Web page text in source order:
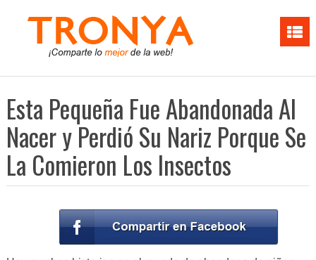
Esta Pequeña Fue Abandonada Al
Nacer y Perdió Su Nariz Porque Se
La Comieron Los Insectos